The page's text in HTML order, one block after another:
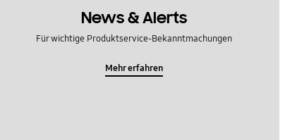
News & Alerts
Für wichtige Produktservice-Bekanntmachungen
Mehr erfahren